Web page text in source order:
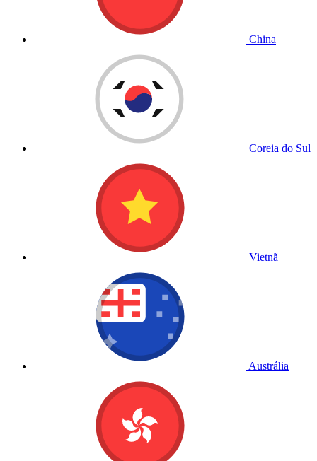
China
Coreia do Sul
Vietnã
Austrália